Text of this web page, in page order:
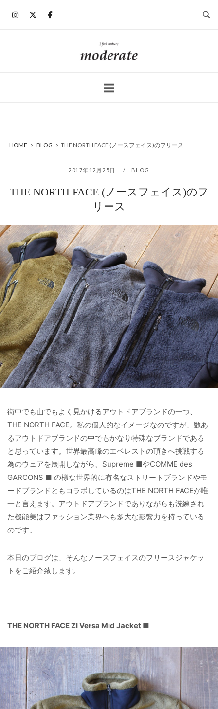
ホ
ー
HOME > BLOG > THE NORTH FACE (ノースフェイス)のフリース
2017年12月25日 BLOG
THE NORTH FACE (ノースフェイス)のフ
リース
街中でも山でもよく見かけるアウトドアブランドの一つ、
THE NORTH FACE。私の個人的なイメージなのですが、数あ
るアウトドアブランドの中でもかなり特殊なブランドである
と思っています。世界最高峰のエベレストの頂きへ挑戦する
為のウェアを展開しながら、Supreme ■やCOMME des
GARCONS ■ の様な世界的に有名なストリートブランドやモ
ードブランドともコラボしているのはTHE NORTH FACEが唯
一と言えます。アウトドアブランドでありながらも洗練され
た機能美はファッション業界へも多大な影響力を持っている
のです。
本日のブログは、そんなノースフェイスのフリースジャケッ
トをご紹介致します。
THE NORTH FACE ZI Versa Mid Jacket■